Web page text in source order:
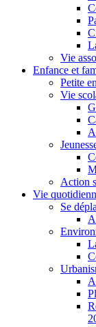
Vie
Enfance et
Petite
Vie
Action
Vie
Se